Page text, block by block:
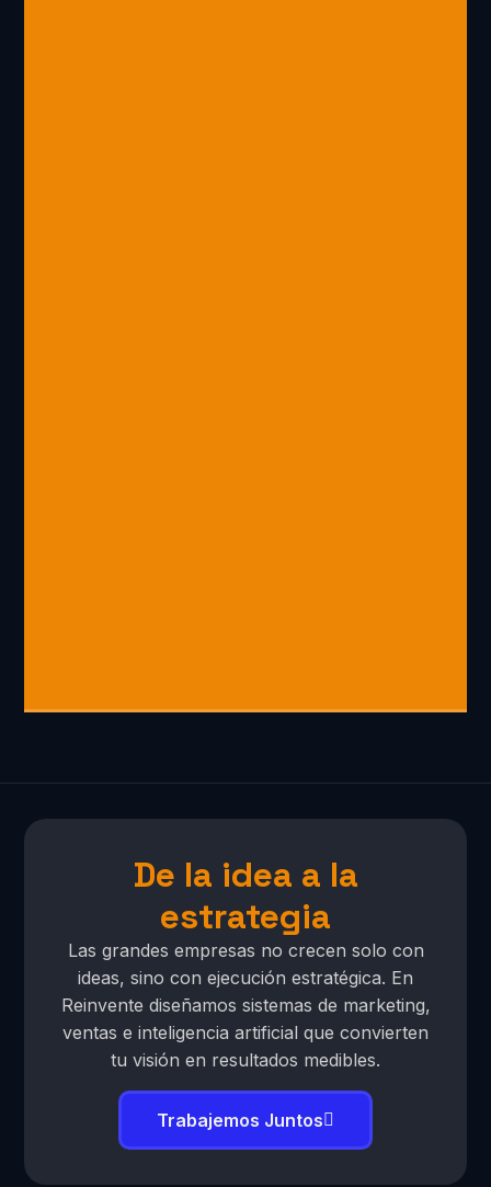
De la idea a la
estrategia
Las grandes empresas no crecen solo con
ideas, sino con ejecución estratégica. En
Reinvente diseñamos sistemas de marketing,
ventas e inteligencia artificial que convierten
tu visión en resultados medibles.
Trabajemos Juntos